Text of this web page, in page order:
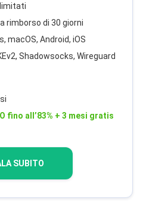
rimborso di 30 giorni
macOS, Android, iOS
Shadowsocks, Wireguard
fino all’83% + 3 mesi gratis
SUBITO